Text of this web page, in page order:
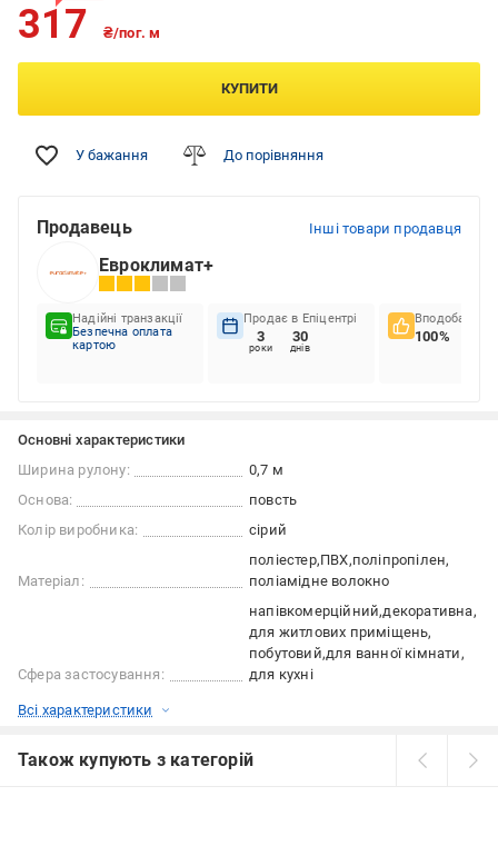
317 ₴/пог. м
КУПИТИ
У бажання До порівняння
Продавець Інші товари продавця
Евроклимат+
Надійні транзакції
Безпечна оплата
картою
Продає в Епіцентрі
3
роки
30
днів
Вподобання
100%
Основні характеристики
Ширина рулону:
0,7 м
Основа:
повсть
Колір виробника:
сірий
Матеріал:
поліестер ПВХ поліпропілен
поліамідне волокно
Сфера застосування:
напівкомерційний декоративна
для житлових приміщень
побутовий для ванної кімнати
для кухні
Всі характеристики
Також купують з категорій